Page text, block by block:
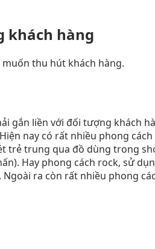
khách hàng
thu hút khách hàng.
gắn liền với đối tượng khách
nay có rất nhiều phong
trẻ trung qua đồ dùng trong
Hay phong cách rock, sử
ra còn rất nhiều phong